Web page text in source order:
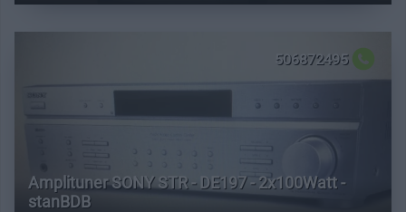
506872495
Amplituner SONY STR - DE197 - 2x100Watt -
stanBDB